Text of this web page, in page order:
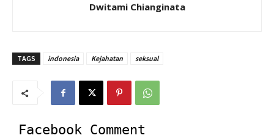
Dwitami Chianginata
TAGS indonesia Kejahatan seksual
Facebook Comment